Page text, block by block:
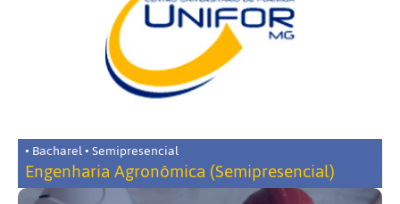
• Bacharel • Semipresencial
Engenharia Agronômica (Semipresencial)